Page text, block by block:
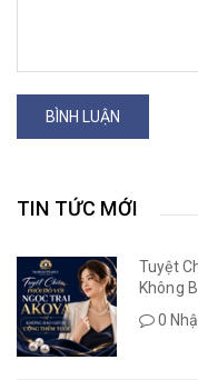
BÌNH LUẬN
TIN TỨC MỚI
Tuyệt
Không
0